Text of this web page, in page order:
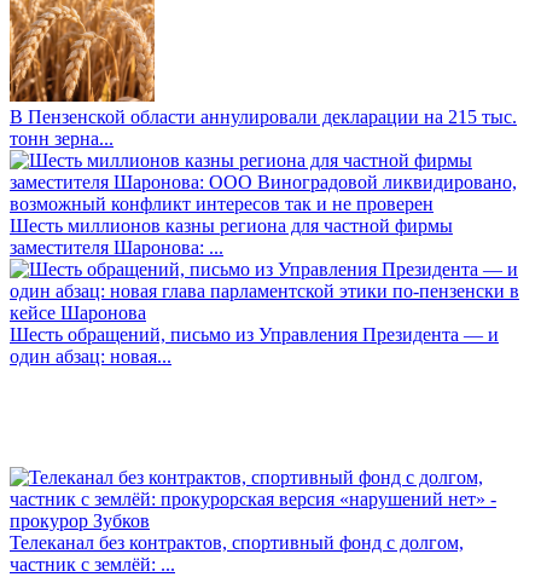
В Пензенской области аннулировали декларации на 215 тыс.
тонн зерна...
Шесть миллионов казны региона для частной фирмы
заместителя Шаронова: ...
Шесть обращений, письмо из Управления Президента — и
один абзац: новая...
Телеканал без контрактов, спортивный фонд с долгом,
частник с землёй: ...